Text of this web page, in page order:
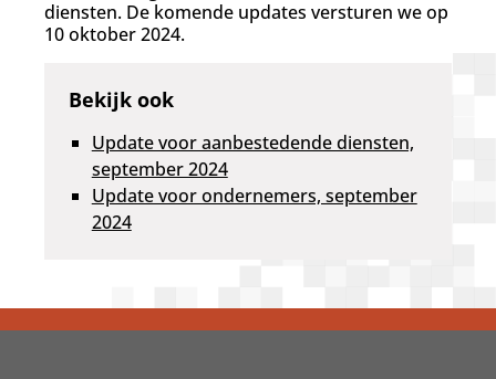
diensten. De komende updates versturen we op
10 oktober 2024.
Bekijk ook
Update voor aanbestedende diensten,
september 2024
Update voor ondernemers, september
2024